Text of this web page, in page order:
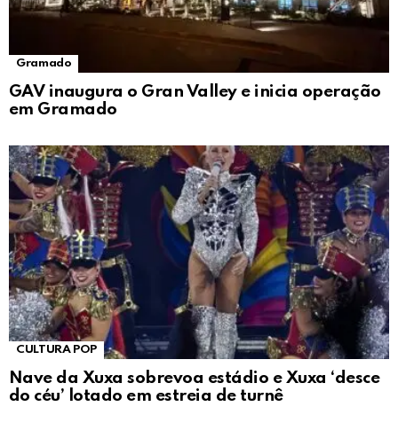
Gramado
GAV inaugura o Gran Valley e inicia operação
em Gramado
CULTURA POP
Nave da Xuxa sobrevoa estádio e Xuxa ‘desce
do céu’ lotado em estreia de turnê